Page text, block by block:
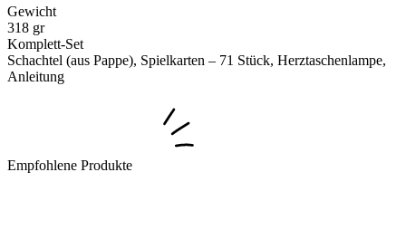
Gewicht
318 gr
Komplett-Set
Schachtel (aus Pappe), Spielkarten – 71 Stück, Herztaschenlampe,
Anleitung
Empfohlene Produkte